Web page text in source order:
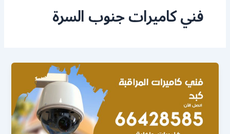
فني كاميرات جنوب السرة